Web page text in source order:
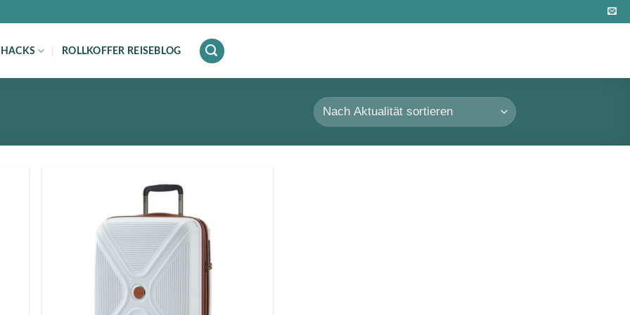
ROLLKOFFER REISEBLOG